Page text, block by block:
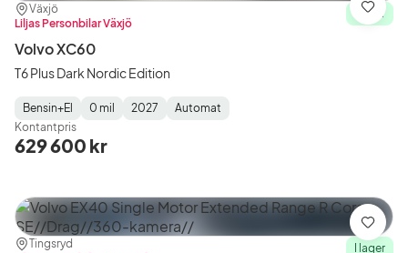
Plats:
Växjö
Återförsäljare:
Liljas Personbilar Växjö
I lager
Volvo XC60
T6 Plus Dark Nordic Edition
Fuel
Type:
Bensin+El
Mätarställning:
0 mil
Model
Year:
2027
Gearbox
Type:
Automat
Kontantpris
629 600 kr
Spara
Plats:
Tingsryd
Återförsäljare: I lager
Spara